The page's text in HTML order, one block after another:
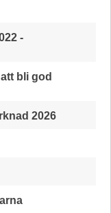
-
bli god
2026